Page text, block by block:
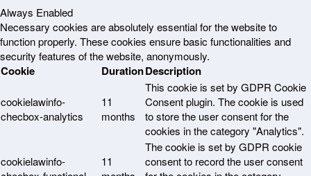
Always Enabled
Necessary cookies are absolutely essential for the website to
function properly. These cookies ensure basic functionalities and
security features of the website, anonymously.
Cookie DurationDescription
cookielawinfo-
checbox-analytics
11
months
This cookie is set by GDPR Cookie
Consent plugin. The cookie is used
to store the user consent for the
cookies in the category "Analytics".
cookielawinfo-
11
The cookie is set by GDPR cookie
consent to record the user consent